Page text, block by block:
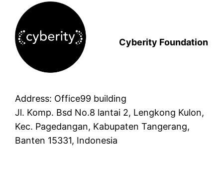
Cyberity Foundation
Address: Office99 building
Jl. Komp. Bsd No.8 lantai 2, Lengkong Kulon,
Kec. Pagedangan, Kabupaten Tangerang,
Banten 15331, Indonesia